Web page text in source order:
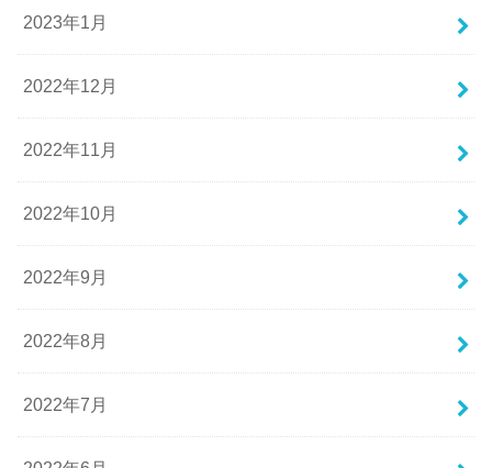
2023年1月
2022年12月
2022年11月
2022年10月
2022年9月
2022年8月
2022年7月